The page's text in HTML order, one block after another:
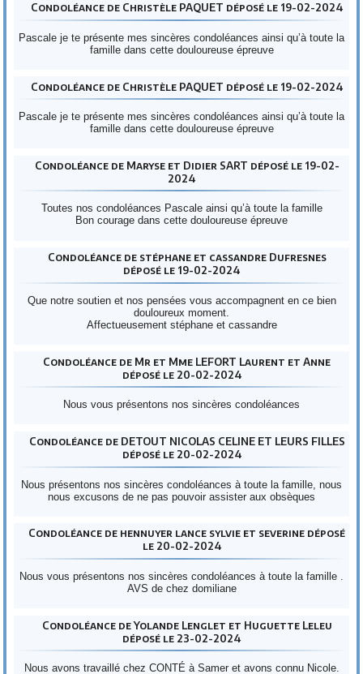
Condoléance de Christèle PAQUET déposé le 19-02-2024
Pascale je te présente mes sincères condoléances ainsi qu’à toute la
famille dans cette douloureuse épreuve
Condoléance de Christèle PAQUET déposé le 19-02-2024
Pascale je te présente mes sincères condoléances ainsi qu’à toute la
famille dans cette douloureuse épreuve
Condoléance de Maryse et Didier SART déposé le 19-02-
2024
Toutes nos condoléances Pascale ainsi qu’à toute la famille
Bon courage dans cette douloureuse épreuve
Condoléance de stéphane et cassandre Dufresnes
déposé le 19-02-2024
Que notre soutien et nos pensées vous accompagnent en ce bien
douloureux moment.
Affectueusement stéphane et cassandre
Condoléance de Mr et Mme LEFORT Laurent et Anne
déposé le 20-02-2024
Nous vous présentons nos sincères condoléances
Condoléance de DETOUT NICOLAS CELINE ET LEURS FILLES
déposé le 20-02-2024
Nous présentons nos sincères condoléances à toute la famille, nous
nous excusons de ne pas pouvoir assister aux obsèques
Condoléance de hennuyer lance sylvie et severine déposé
le 20-02-2024
Nous vous présentons nos sincères condoléances à toute la famille .
AVS de chez domiliane
Condoléance de Yolande Lenglet et Huguette Leleu
déposé le 23-02-2024
Nous avons travaillé chez CONTÉ à Samer et avons connu Nicole.